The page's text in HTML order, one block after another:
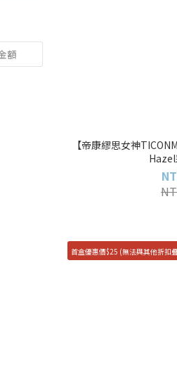
【帝康繆思女神
首盒優惠價$25 (無法與其他折扣